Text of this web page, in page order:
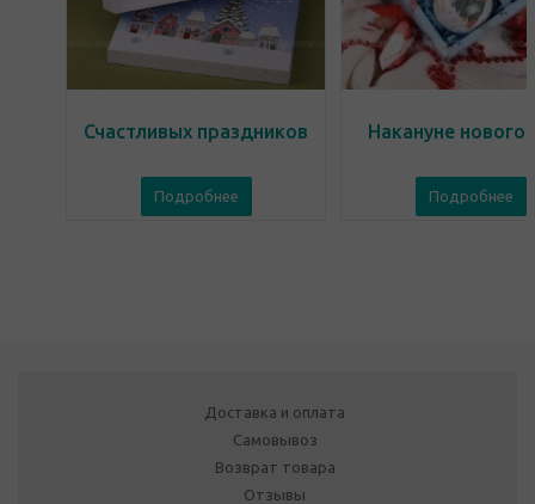
Счастливых праздников
Подробнее
Накануне нового
Подробнее
Доставка и оплата
Самовывоз
Возврат товара
Отзывы